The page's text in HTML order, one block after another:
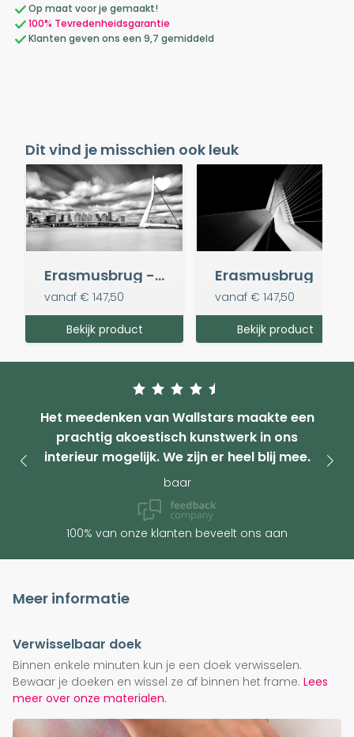
Op maat voor je gemaakt!
100% Tevredenheidsgarantie
Klanten geven ons een 9,7 gemiddeld
Dit vind je misschien ook leuk
Erasmusbrug - 3 minute exposure
vanaf € 147,50
Bekijk product
Erasmusbrug
vanaf € 147,50
Bekijk product
Het meedenken van Wallstars maakte een
prachtig akoestisch kunstwerk in ons
interieur mogelijk. We zijn er heel blij mee.
baar
100% van onze klanten beveelt ons aan
Meer informatie
Verwisselbaar doek
Binnen enkele minuten kun je een doek verwisselen.
Bewaar je doeken en wissel ze af binnen het frame. Lees
meer over onze materialen.